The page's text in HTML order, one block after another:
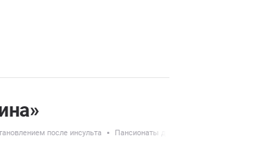
после инсульта Пансионаты для временного размещения